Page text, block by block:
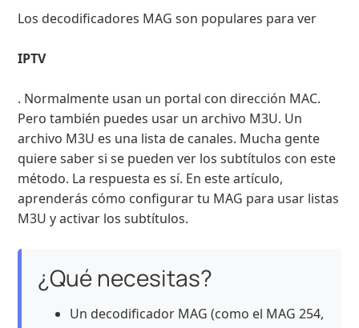
Los decodificadores MAG son populares para ver
IPTV
. Normalmente usan un portal con dirección MAC.
Pero también puedes usar un archivo M3U. Un
archivo M3U es una lista de canales. Mucha gente
quiere saber si se pueden ver los subtítulos con este
método. La respuesta es sí. En este artículo,
aprenderás cómo configurar tu MAG para usar listas
M3U y activar los subtítulos.
¿Qué necesitas?
Un decodificador MAG (como el MAG 254,